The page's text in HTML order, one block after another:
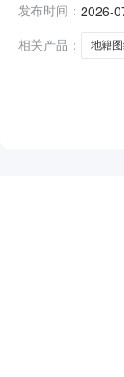
币)采
工
发布时间： 2026-
相关产品：
地籍